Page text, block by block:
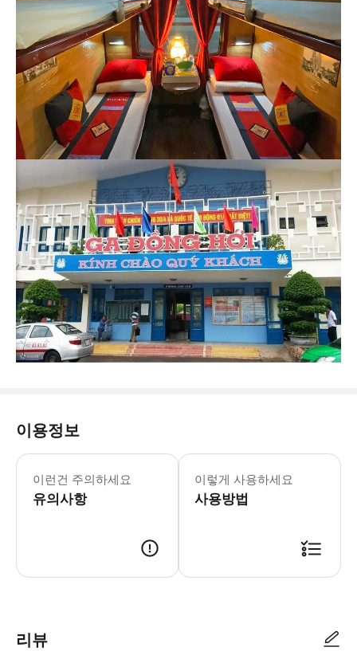
이용정보
이런건 주의하세요
유의사항
- 수하물 정보 * 1인당 최대 표준 수하
- 이용요건 * 만 0-3세는 별도의 좌석
- 추가정보 * 거동이 불편하신 분은
- 예약확정 * 예약 후 24시간 이내에
- 고지
이렇게 사용하세요
사용방법
리뷰